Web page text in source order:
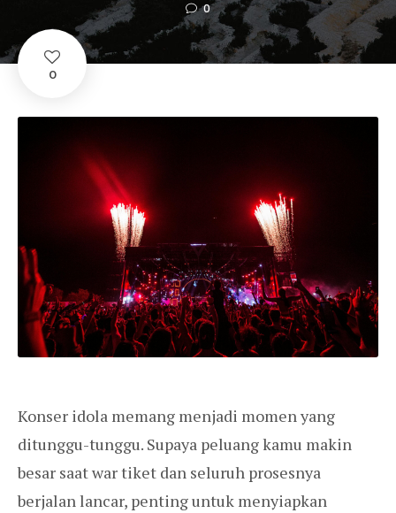
0
0
Konser idola memang menjadi momen yang
ditunggu-tunggu. Supaya peluang kamu makin
besar saat war tiket dan seluruh prosesnya
berjalan lancar, penting untuk menyiapkan